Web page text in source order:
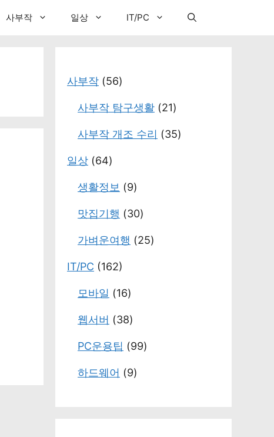
사부작 일상 IT/PC
사부작 (56)
사부작 탐구생활 (21)
사부작 개조 수리 (35)
일상 (64)
생활정보 (9)
맛집기행 (30)
가벼운여행 (25)
IT/PC (162)
모바일 (16)
웹서버 (38)
PC운용팁 (99)
하드웨어 (9)